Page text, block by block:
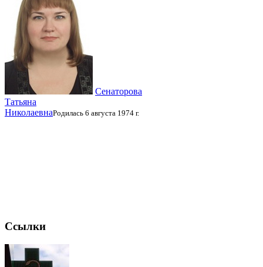
Сенаторова
Татьяна
НиколаевнаРодилась 6 августа 1974 г.
Ссылки